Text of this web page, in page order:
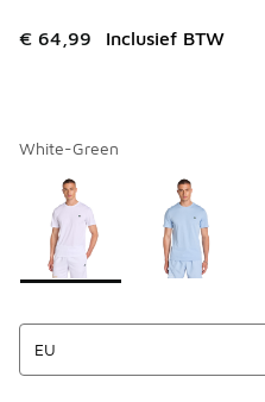
€ 64,99 Inclusief BTW
White-Green
Pagina 1 van 1 met 1 tot 2
Kies een model